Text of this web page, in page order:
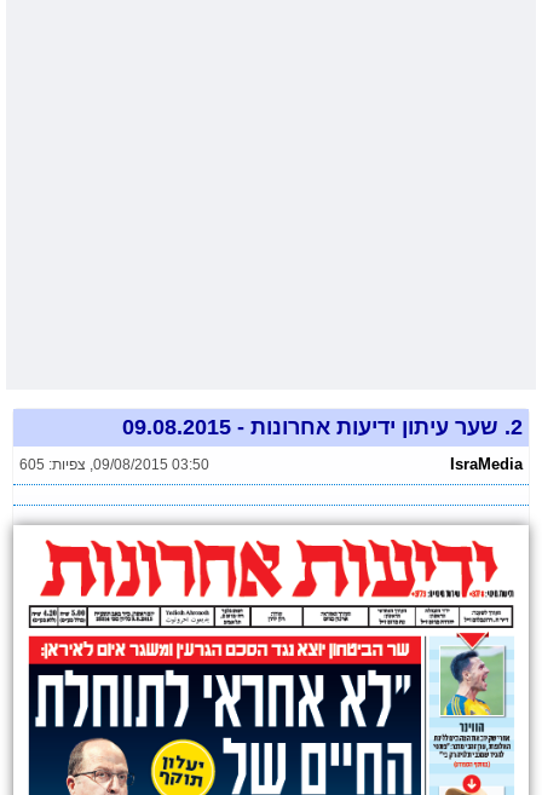
2. שער עיתון ידיעות אחרונות - 09.08.2015
IsraMedia
09/08/2015 03:50
, צפיות: 605